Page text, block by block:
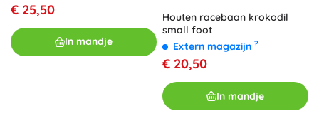
€ 25,50
In mandje
Houten racebaan krokodil
small foot
Extern magazijn ?
€ 20,50
In mandje